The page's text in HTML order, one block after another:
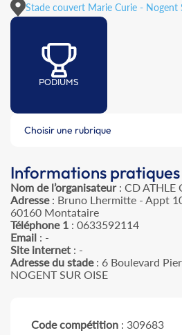
Stade couvert Marie Curie - Nogent
PODIUMS
Choisir une rubrique
Informations pratiques
Nom de l’organisateur: CD ATHLE
Adresse: Bruno Lhermitte - Appt
60160 Montataire
Téléphone 1 : 0633592114
Email : -
Site internet : -
Adresse du stade: 6 Boulevard
NOGENT SUR OISE
Code compétition : 309683